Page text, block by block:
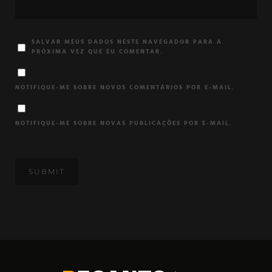
SALVAR MEUS DADOS NESTE NAVEGADOR PARA A
PRÓXIMA VEZ QUE EU COMENTAR.
NOTIFIQUE-ME SOBRE NOVOS COMENTÁRIOS POR E-MAIL.
NOTIFIQUE-ME SOBRE NOVAS PUBLICAÇÕES POR E-MAIL.